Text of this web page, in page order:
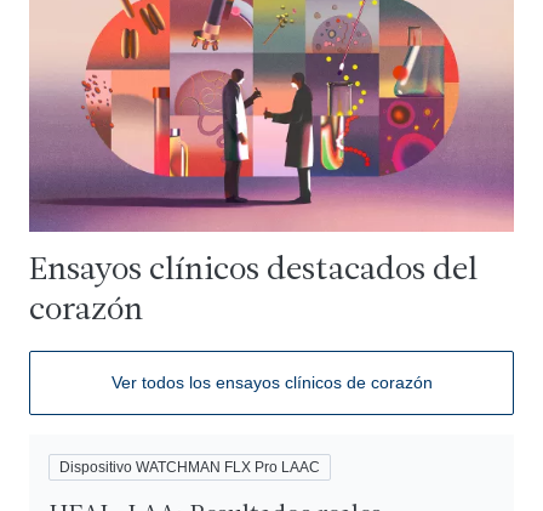
Ensayos clínicos destacados del
corazón
Ver todos los ensayos clínicos de corazón
Dispositivo WATCHMAN FLX Pro LAAC